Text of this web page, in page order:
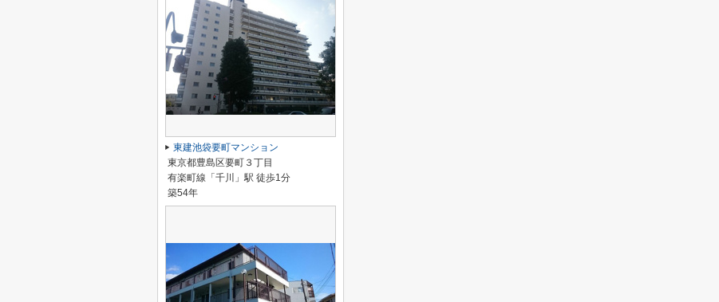
東建池袋要町マンション
東京都豊島区要町３丁目
有楽町線「千川」駅 徒歩1分
築54年